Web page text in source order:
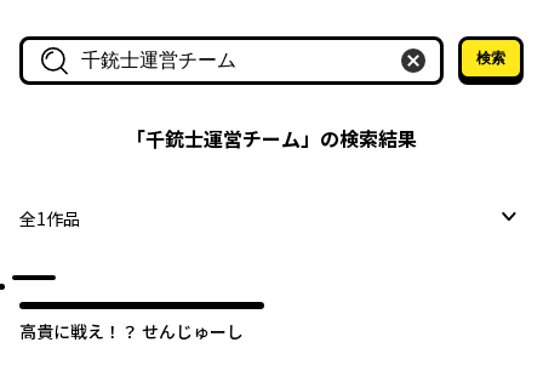
作品名・作家名で探す
検索
「千銃士運営チーム」の検索結果
全1作品
高貴に戦え！？ せんじゅーし